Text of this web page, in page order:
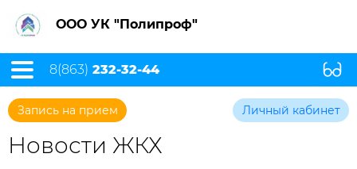
ООО УК "Полипроф"
8(863) 232-32-44
Запись на прием Личный кабинет
Новости ЖКХ